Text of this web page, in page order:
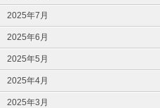
2025年7月
2025年6月
2025年5月
2025年4月
2025年3月